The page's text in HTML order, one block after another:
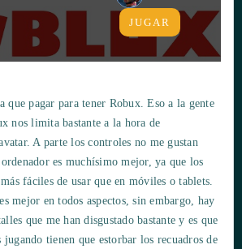
JUGAR
que pagar para tener Robux. Eso a la gente
nos limita bastante a la hora de
A parte los controles no me gustan
es muchísimo mejor, ya que los
fáciles de usar que en móviles o tablets.
mejor en todos aspectos, sin embargo, hay
que me han disgustado bastante y es que
jugando tienen que estorbar los recuadros de